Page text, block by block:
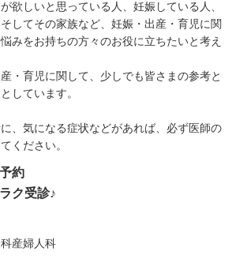
欲しいと思っている人、妊娠している人、
してその家族など、妊娠・出産・育児に関
みをお持ちの方々のお役に立ちたいと考え
・育児に関して、少しでも皆さまの参考と
しています。
、気になる症状などがあれば、必ず医師の
ください。
約
ク受診♪
産婦人科